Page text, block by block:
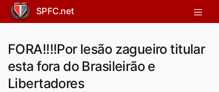
SPFC.net
FORA!!!!Por lesão zagueiro titular
esta fora do Brasileirão e
Libertadores